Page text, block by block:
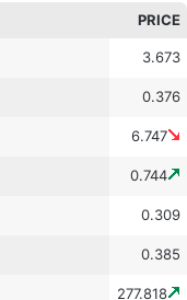
PRICE
3.673
0.376
6.747
0.744
0.309
0.385
277.818